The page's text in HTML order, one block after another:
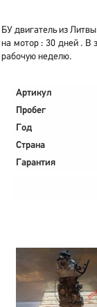
БУ двигатель из
на мотор : 30 дней . В
рабочую неделю.
Артикул
Пробег
Год
Страна
Гарантия